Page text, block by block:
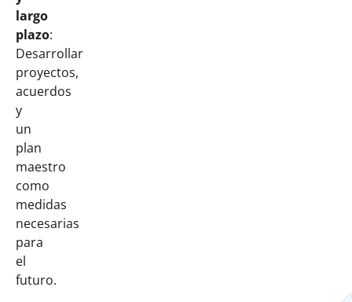
largo
plazo:
Desarrollar
proyectos,
acuerdos
y
un
plan
maestro
como
medidas
necesarias
para
el
futuro.